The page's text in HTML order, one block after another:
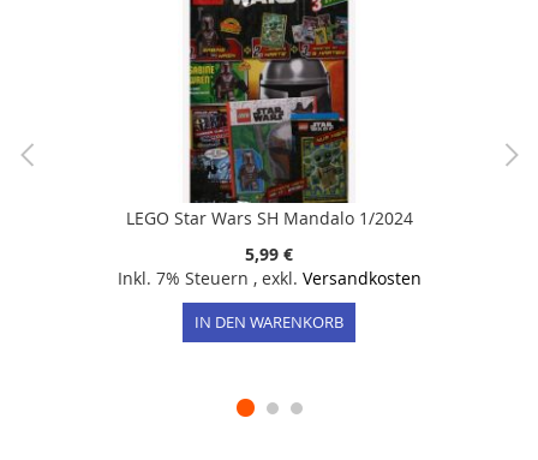
LEGO Star Wars SH Mandalo 1/2024
5,99 €
Inkl. 7% Steuern , exkl. Versandkosten
IN DEN WARENKORB